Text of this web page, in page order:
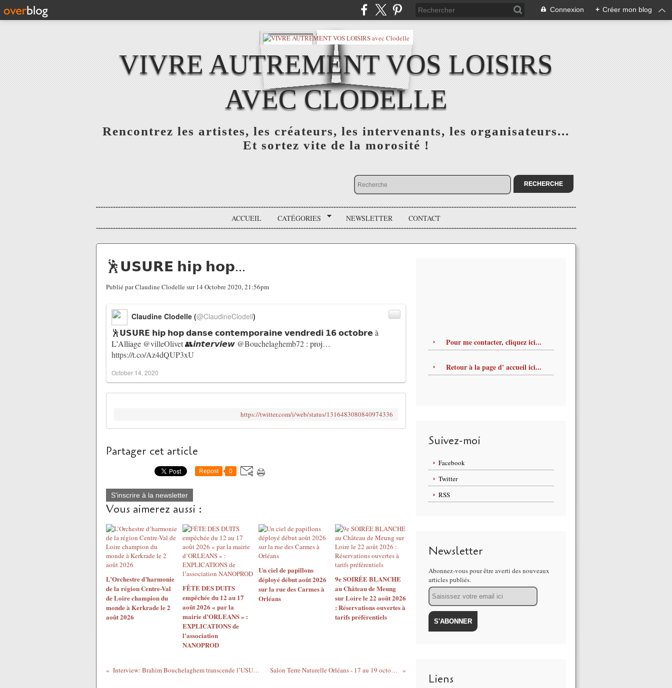
Connexion + Créer mon blog
VIVRE AUTREMENT VOS LOISIRS
AVEC CLODELLE
Rencontrez les artistes, les créateurs, les intervenants, les organisateurs...
Et sortez vite de la morosité !
ACCUEIL CATÉGORIES NEWSLETTER CONTACT
🕺𝗨𝗦𝗨𝗥𝗘 𝗵𝗶𝗽 𝗵𝗼𝗽...
Publié par Claudine Clodelle sur 14 Octobre 2020, 21:56pm
🕺𝗨𝗦𝗨𝗥𝗘 𝗵𝗶𝗽 𝗵𝗼𝗽 𝗱𝗮𝗻𝘀𝗲 𝗰𝗼𝗻𝘁𝗲𝗺𝗽𝗼𝗿𝗮𝗶𝗻𝗲 𝘃𝗲𝗻𝗱𝗿𝗲𝗱𝗶 𝟭𝟲 𝗼𝗰𝘁𝗼𝗯𝗿𝗲 à
L'Alliage @villeOlivet👥𝙞𝙣𝙩𝙚𝙧𝙫𝙞𝙚𝙬 @Bouchelaghemb72 : proj…
https://t.co/Az4dQUP3xU
Claudine Clodelle (@ClaudineClodell)
October 14, 2020
https://twitter.com/i/web/status/1316483080840974336
Partager cet article
Repost 0
S'inscrire à la newsletter
Vous aimerez aussi :
L’Orchestre d’harmonie
de la région Centre-Val
de Loire champion du
monde à Kerkrade le 2
août 2026
FÊTE DES DUITS
empêchée du 12 au 17
août 2026 « par la
mairie d’ORLEANS » :
EXPLICATIONS de
l’association
NANOPROD
Un ciel de papillons
déployé début août 2026
sur la rue des Carmes à
Orléans
9e SOIRÉE BLANCHE
au Château de Meung
sur Loire le 22 août 2026
: Réservations ouvertes à
tarifs préférentiels
Interview: Brahim Bouchelaghem transcende l’USURE du corps – A découvrir le 16 octobre à L’ALLIAGE d’Olivet Salon Terre Naturelle Orléans - 17 au 19 octobre 2020 Aire Chapit'O - Animations, tarifs, exposants
Pour me contacter, cliquez ici...
Retour à la page d' accueil ici...
Suivez-moi
Facebook
Twitter
RSS
Newsletter
Abonnez-vous pour être averti des nouveaux
articles publiés.
Email
Liens